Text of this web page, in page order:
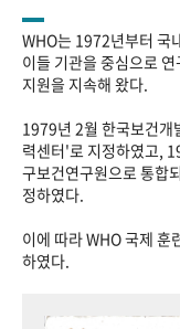
WHO는 1972년부터 국
이들 기관을 중심으로
지원을 지속해 왔다.
1979년 2월 한국보건개
력센터'로 지정하였고,
구보건연구원으로 통합
정하였다.
이에 따라 WHO 국제 훈
하였다.